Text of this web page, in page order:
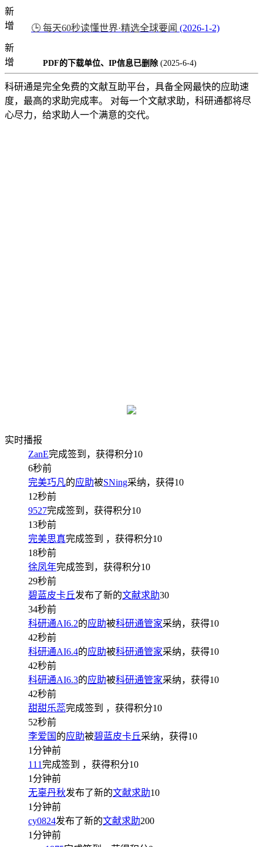
新
增
🕒 每天60秒读懂世界·精选全球要闻 (2026-1-2)
新
增
PDF的下载单位、IP信息已删除 (2025-6-4)
科研通是完全免费的文献互助平台，具备全网最快的应助速
度，最高的求助完成率。 对每一个文献求助，科研通都将尽
心尽力，给求助人一个满意的交代。
实时播报
ZanE完成签到，获得积分10
6秒前
完美巧凡的应助被SNing采纳，获得10
12秒前
9527完成签到，获得积分10
13秒前
完美思真完成签到 ，获得积分10
18秒前
徐凤年完成签到，获得积分10
29秒前
碧蓝皮卡丘发布了新的文献求助30
34秒前
科研通AI6.2的应助被科研通管家采纳，获得10
42秒前
科研通AI6.4的应助被科研通管家采纳，获得10
42秒前
科研通AI6.3的应助被科研通管家采纳，获得10
42秒前
甜甜乐蕊完成签到 ，获得积分10
52秒前
李爱国 的应助被碧蓝皮卡丘采纳，获得10
1分钟前
111完成签到 ，获得积分10
1分钟前
无辜丹秋发布了新的文献求助10
1分钟前
cy0824发布了新的文献求助200
1分钟前